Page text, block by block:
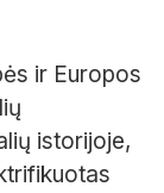
ir Europos
istorijoje,